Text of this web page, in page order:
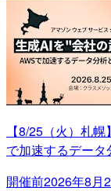
【8/25（火）札
で加速するデー
開催前2026年8月